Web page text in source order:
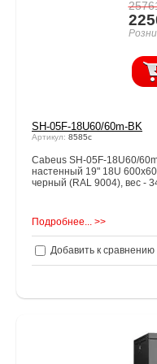
SH-05F-18U60/60m-BK
Артикул: 8585c
Cabeus SH-05F-18U60/
настенный 19" 18U
черный (RAL 9004), вес -
Подробнее... >>
Добавить к сравнению